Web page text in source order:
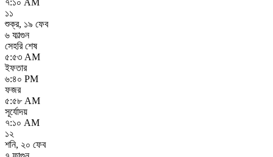
১১
শুক্র, ১৯ ফেব
৬ ফাল্গুন
সেহরি শেষ
৫:৫৩ AM
ইফতার
৬:৪০ PM
ফজর
৫:৫৮ AM
সূর্যোদয়
৭:১০ AM
১২
শনি, ২০ ফেব